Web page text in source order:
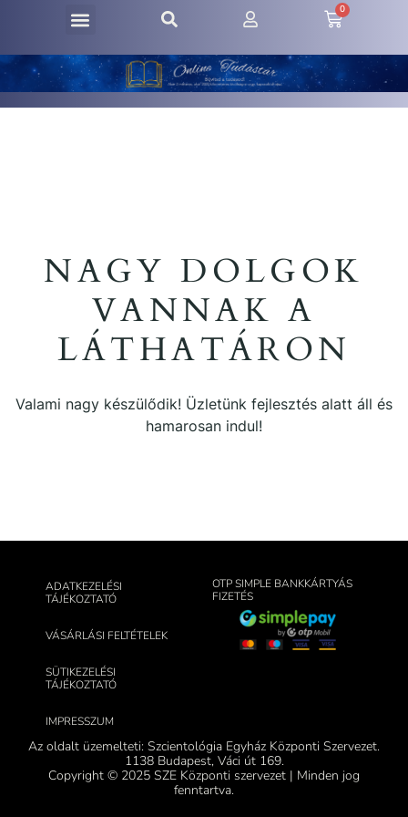
0
NAGY DOLGOK
VANNAK A
LÁTHATÁRON
Valami nagy készülődik! Üzletünk fejlesztés alatt áll és
hamarosan indul!
ADATKEZELÉSI
TÁJÉKOZTATÓ
VÁSÁRLÁSI FELTÉTELEK
SÜTIKEZELÉSI
TÁJÉKOZTATÓ
IMPRESSZUM
OTP SIMPLE BANKKÁRTYÁS
FIZETÉS
Az oldalt üzemelteti: Szcientológia Egyház Központi Szervezet.
1138 Budapest, Váci út 169.
Copyright © 2025 SZE Központi szervezet | Minden jog
fenntartva.